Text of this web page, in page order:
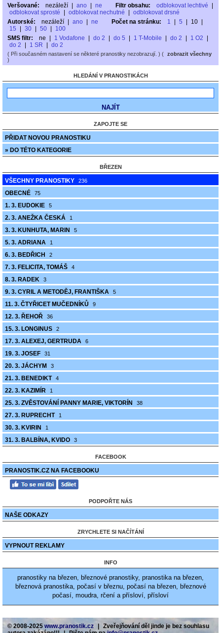
Veršované:
nezáleží ano ne Filtr obsahu: odblokovat lechtivé
odblokovat sprosté
odblokovat nechutné
odblokovat drsné
Autorské:
nezáleží ano ne Počet na stránku: 1 5 10
15
30 50
100
SMS filtr:
ne 1 Vodafone do 2 do 5 1 T-Mobile do 2 1 O2
do 2
1 SR do 2
( Při současném nastavení se některé pranostiky nezobrazují. ) ( zobrazit všechny
)
HLEDÁNÍ V PRANOSTIKÁCH
ZAPOJTE SE
PŘIDAT NOVOU PRANOSTIKU
» DO TÉTO KATEGORIE
BŘEZEN
VŠECHNY PRANOSTIKY 236
OBECNÉ 75
1. 3. EUDOKIE 5
2. 3. ANEŽKA ČESKÁ 1
3. 3. KUNHUTA, MARIN 5
5. 3. ADRIANA 1
6. 3. BEDŘICH 2
7. 3. FELICITA, TOMÁŠ 4
8. 3. RADEK 3
9. 3. CYRIL A METODĚJ, FRANTIŠKA 5
11. 3. ČTYŘICET MUČEDNÍKŮ 9
12. 3. ŘEHOŘ 36
15. 3. LONGINUS 2
17. 3. ALEXEJ, GERTRUDA 6
19. 3. JOSEF 31
20. 3. JÁCHYM 3
21. 3. BENEDIKT 4
22. 3. KAZIMÍR 1
25. 3. ZVĚSTOVÁNÍ PANNY MARIE, VIKTORÍN 38
27. 3. RUPRECHT 1
30. 3. KVIRIN 1
31. 3. BALBÍNA, KVIDO 3
FACEBOOK
PRANOSTIK.CZ NA FACEBOOKU
PODPOŘTE NÁS
NAŠE ODKAZY
ZRYCHLETE SI NAČÍTÁNÍ
VYPNOUT REKLAMY
INFO
pranostiky na březen, březnové pranostiky, pranostika na březen,
březnová pranostika, počasí v březnu, počasí na březen, březnové
počasí, moudra, rčení a přísloví, přísloví
© 2008-2025 www.pranostik.cz
Zveřejňování děl jinde je bez souhlasu